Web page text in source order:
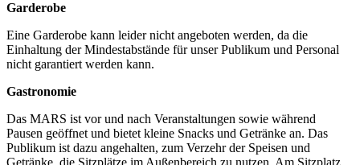
Garderobe
Eine Garderobe kann leider nicht angeboten werden, da die
Einhaltung der Mindestabstände für unser Publikum und Personal
nicht garantiert werden kann.
Gastronomie
Das MARS ist vor und nach Veranstaltungen sowie während
Pausen geöffnet und bietet kleine Snacks und Getränke an. Das
Publikum ist dazu angehalten, zum Verzehr der Speisen und